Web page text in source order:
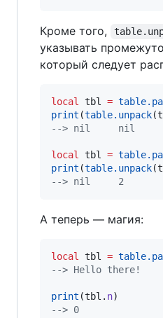
Кроме того,
указывать
который следует
local tbl =
print (table.unpack(
--> nil     nil
local tbl =
print (table.unpack(
--> nil     2
А теперь — магия:
local tbl =
--> Hello there!
print (tbl . n
--> 0